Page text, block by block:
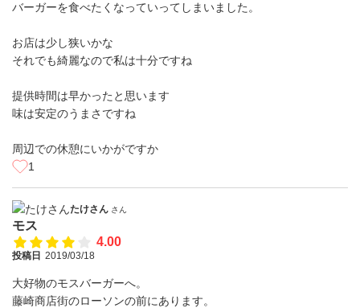
バーガーを食べたくなっていってしまいました。
お店は少し狭いかな
それでも綺麗なので私は十分ですね
提供時間は早かったと思います
味は安定のうまさですね
周辺での休憩にいかがですか
1
たけさん さん
モス
4.00
投稿日 2019/03/18
大好物のモスバーガーへ。
藤崎商店街のローソンの前にあります。